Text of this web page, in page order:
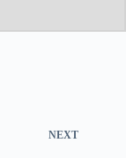
NEXT